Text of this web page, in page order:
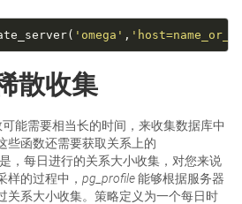
'omega' ,
散收集
能需要相当长的时间，来收集数据库中
些函数还需要获取关系上的
，每日进行的关系大小收集，对您来说
样的过程中， pg_profile能够根据服务器
关系大小收集。策略定义为一个每日时